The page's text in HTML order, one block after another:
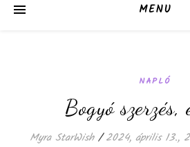
MENU
NAPLÓ
Bogyó szerzés,
Myra StarWish / 2024, április 13.,